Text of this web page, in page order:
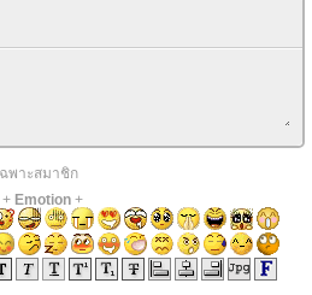
พาะสมาชิก
+ Emotion+